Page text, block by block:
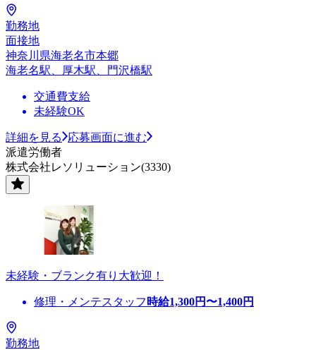
勤務地
面接地
神奈川県海老名市本郷
海老名駅、厚木駅、門沢橋駅
交通費支給
未経験OK
詳細を見る
応募画面に進む
派遣労働者
株式会社レソリューション(3330)
未経験・ブランク有り大歓迎！
修理・メンテスタッフ 時給1,300円〜1,400円
勤務地